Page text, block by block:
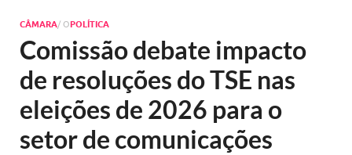
CÂMARA/ OPOLÍTICA
Comissão debate impacto
de resoluções do TSE nas
eleições de 2026 para o
setor de comunicações